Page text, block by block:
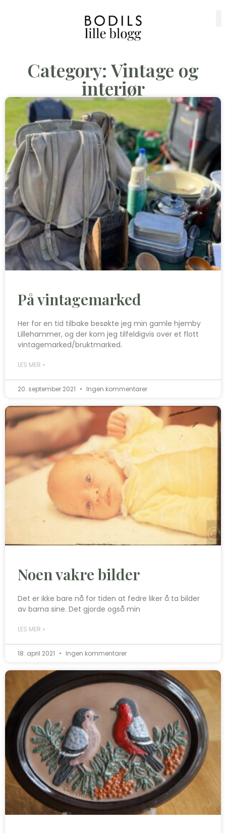
Category: Vintage og
interiør
På vintagemarked
Her for en tid tilbake besøkte jeg min gamle hjemby
Lillehammer, og der kom jeg tilfeldigvis over et flott
vintagemarked/bruktmarked.
LES MER »
20. september 2021 Ingen kommentarer
Noen vakre bilder
Det er ikke bare nå for tiden at fedre liker å ta bilder
av barna sine. Det gjorde også min
LES MER »
18. april 2021 Ingen kommentarer